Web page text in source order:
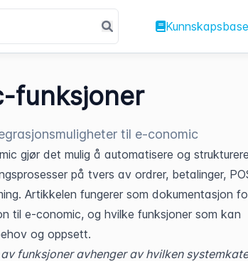
Kunnskapsbase
funksjoner
til e-conomic
gjør det mulig å automatisere og strukturere
på tvers av ordrer, betalinger,
Artikkelen fungerer som dokumentasjon
til e-conomic, og hvilke funksjoner som kan
og oppsett.
funksjoner avhenger av hvilken